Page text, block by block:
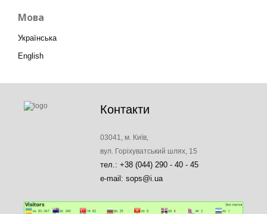
Мова
Українська
English
Контакти
03041, м. Київ,
вул. Горіхуватський шлях, 15
тел.: +38 (044) 290 - 40 - 45
e-mail: sops@i.ua